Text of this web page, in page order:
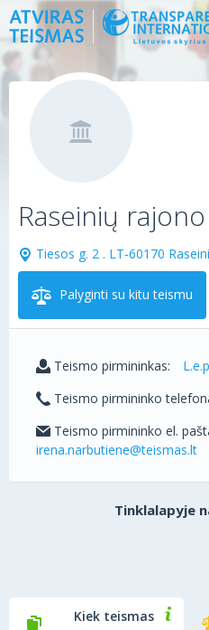
Raseinių
Tiesos g. 2 . LT-60170
Palyginti su kitu teismu
Teismo pirmininkas:
Teismo pirmininko
Teismo pirmininko el.
irena.narbutiene@teismas.lt
Tinklalapyje
Kiek teismas